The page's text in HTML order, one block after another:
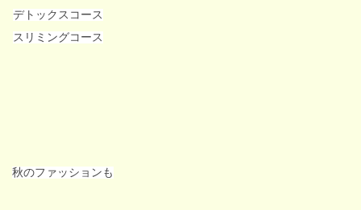
デトックスコース
スリミングコース
秋のファッションも